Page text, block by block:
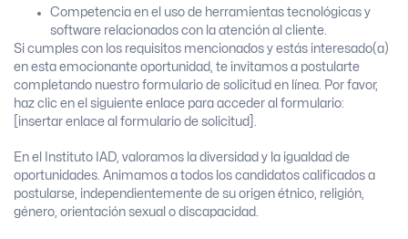
Competencia en el uso de herramientas tecnológicas y
software relacionados con la atención al cliente.
Si cumples con los requisitos mencionados y estás interesado(a)
en esta emocionante oportunidad, te invitamos a postularte
completando nuestro formulario de solicitud en línea. Por favor,
haz clic en el siguiente enlace para acceder al formulario:
[insertar enlace al formulario de solicitud].
En el Instituto IAD, valoramos la diversidad y la igualdad de
oportunidades. Animamos a todos los candidatos calificados a
postularse, independientemente de su origen étnico, religión,
género, orientación sexual o discapacidad.